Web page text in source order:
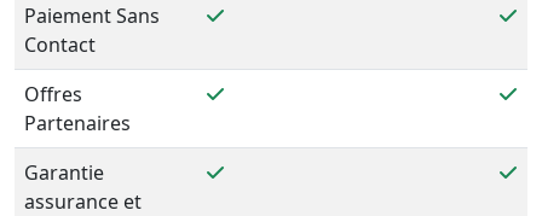
Paiement Sans
Contact
Offres
Partenaires
Garantie
assurance et